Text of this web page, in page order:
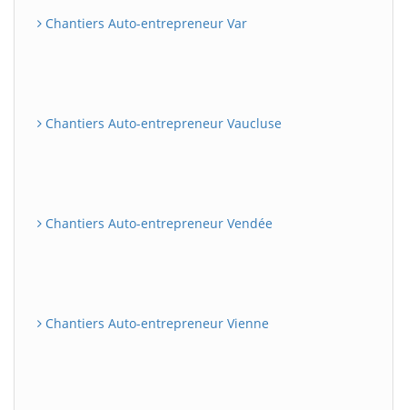
Chantiers Auto-entrepreneur Var
Chantiers Auto-entrepreneur Vaucluse
Chantiers Auto-entrepreneur Vendée
Chantiers Auto-entrepreneur Vienne